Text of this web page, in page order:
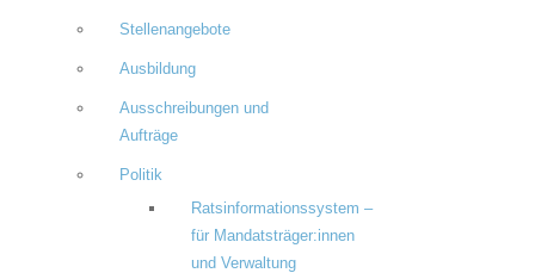
Stellenangebote
Ausbildung
Ausschreibungen und
Aufträge
Politik
Ratsinformationssystem –
für Mandatsträger:innen
und Verwaltung